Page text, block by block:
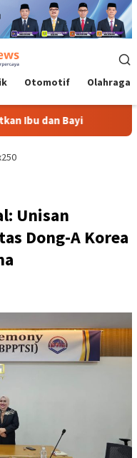
Otomotif Olahraga
Bayi Komisi II
Unisan
Dong-A Korea